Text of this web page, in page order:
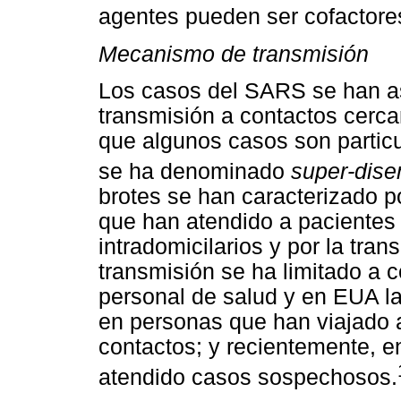
agentes pueden ser
Mecanismo de transmisión
Los casos del SARS se han
transmisión a contactos
que algunos casos son
se ha denominado super-
brotes se han caracterizado
que han atendido a
intradomicilarios y por la
transmisión se ha limitado a
personal de salud y en EUA
en personas que han
contactos; y recientemente,
atendido casos sospechosos.